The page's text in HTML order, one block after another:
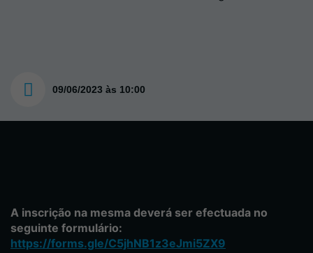
09/06/2023 às 10:00
A inscrição na mesma deverá ser efectuada no
seguinte formulário:
https://forms.gle/C5jhNB1z3eJmi5ZX9